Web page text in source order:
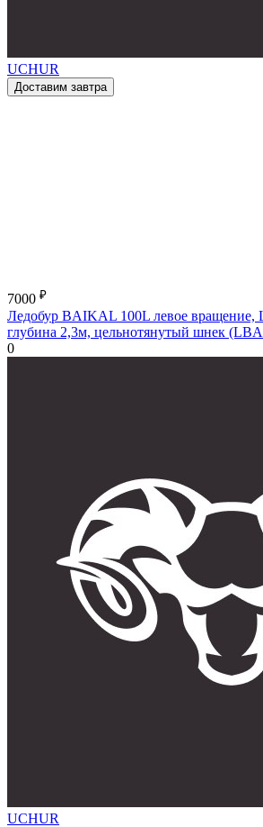
UCHUR
Доставим завтра
7000 ₽
Ледобур BAIKAL 100L левое вращение,
глубина 2,3м, цельнотянутый шнек
0
UCHUR